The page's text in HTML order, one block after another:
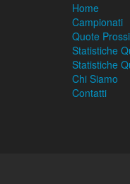
Home
Campionati
Quote
Statistiche
Statistiche
Chi Siamo
Contatti